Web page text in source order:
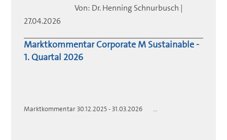
Von: Dr. Henning Schnurbusch |
27.04.2026
Marktkommentar Corporate M Sustainable -
1. Quartal 2026
Marktkommentar 30.12.2025 - 31.03.2026 ...